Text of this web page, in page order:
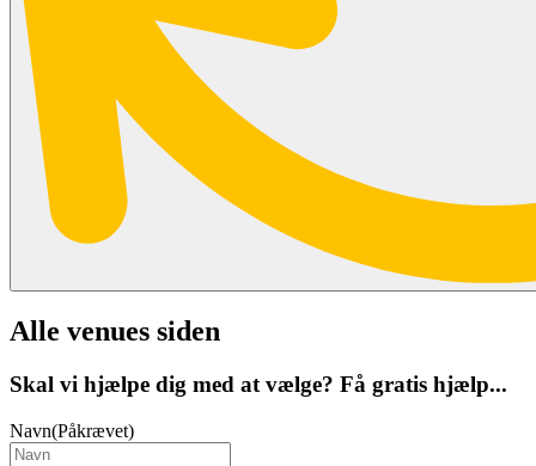
Alle venues siden
Skal vi hjælpe dig med at vælge? Få gratis hjælp...
Navn(Påkrævet)